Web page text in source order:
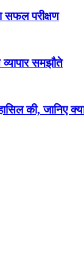
सफल परीक्षण
समझौते
की, जानिए
से चंद्रमा के